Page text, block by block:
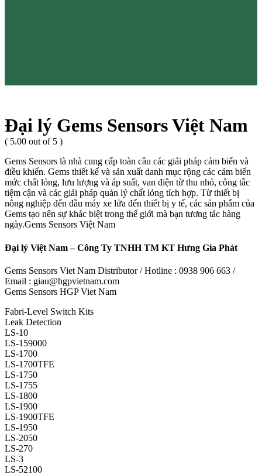
Đại lý Gems Sensors Việt Nam
( 5.00 out of 5 )
Gems Sensors là nhà cung cấp toàn cầu các giải pháp cảm biến và
điều khiển. Gems thiết kế và sản xuất danh mục rộng các cảm biến
mức chất lỏng, lưu lượng và áp suất, van điện từ thu nhỏ, công tắc
tiệm cận và các giải pháp quản lý chất lỏng tích hợp. Từ thiết bị
nông nghiệp đến đầu máy xe lửa đến thiết bị y tế, các sản phẩm của
Gems tạo nên sự khác biệt trong thế giới mà bạn tương tác hàng
ngày.Gems Sensors Việt Nam
Đại lý Việt Nam – Công Ty TNHH TM KT Hưng Gia Phát
Gems Sensors Viet Nam Distributor / Hotline : 0938 906 663 /
Email : giau@hgpvietnam.com
Gems Sensors HGP Viet Nam
Fabri-Level Switch Kits
Leak Detection
LS-10
LS-159000
LS-1700
LS-1700TFE
LS-1750
LS-1755
LS-1800
LS-1900
LS-1900TFE
LS-1950
LS-2050
LS-270
LS-3
LS-52100